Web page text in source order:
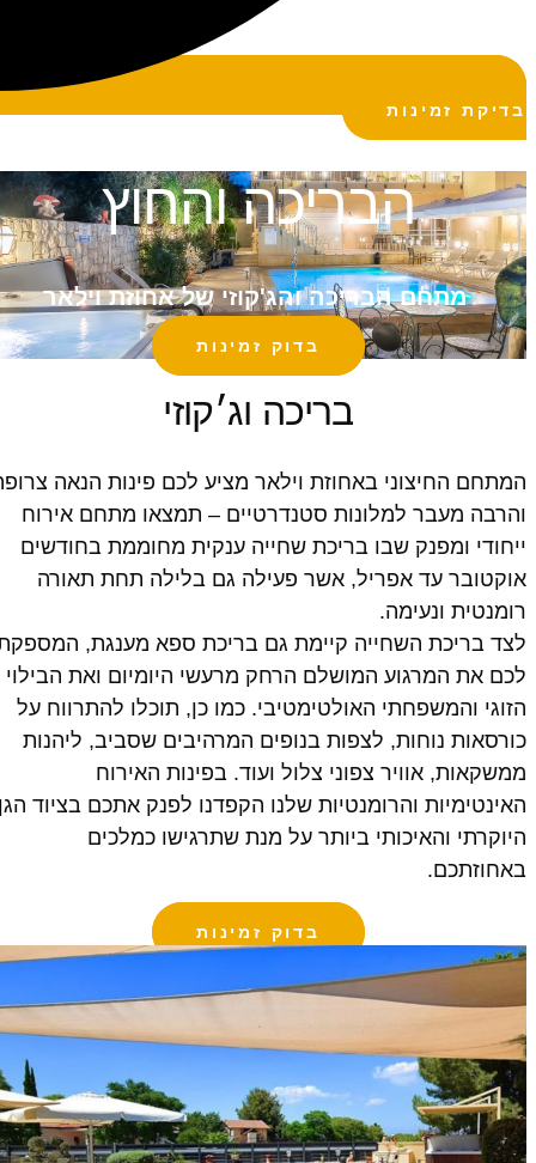
בדיקת זמינות
הבריכה והחוץ
מתחם הבריכה והג'קוזי של אחוזת וילאר
בדוק זמינות
בריכה וג׳קוזי
המתחם החיצוני באחוזת וילאר מציע לכם פינות הנאה צרופה
והרבה מעבר למלונות סטנדרטיים – תמצאו מתחם אירוח
ייחודי ומפנק שבו בריכת שחייה ענקית מחוממת בחודשים
אוקטובר עד אפריל, אשר פעילה גם בלילה תחת תאורה
רומנטית ונעימה.
לצד בריכת השחייה קיימת גם בריכת ספא מענגת, המספקת
לכם את המרגוע המושלם הרחק מרעשי היומיום ואת הבילוי
הזוגי והמשפחתי האולטימטיבי. כמו כן, תוכלו להתרווח על
כורסאות נוחות, לצפות בנופים המרהיבים שסביב, ליהנות
ממשקאות, אוויר צפוני צלול ועוד. בפינות האירוח
האינטימיות והרומנטיות שלנו הקפדנו לפנק אתכם בציוד הגן
היוקרתי והאיכותי ביותר על מנת שתרגישו כמלכים
באחוזתכם.
בדוק זמינות